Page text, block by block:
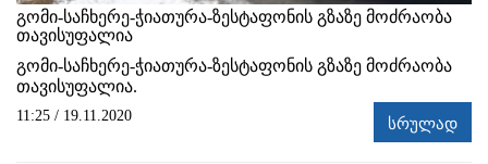
გომი-საჩხერე-ჭიათურა-ზესტაფონის გზაზე მოძრაობა
თავისუფალია
გომი-საჩხერე-ჭიათურა-ზესტაფონის გზაზე მოძრაობა
თავისუფალია.
11:25 / 19.11.2020 სრულად